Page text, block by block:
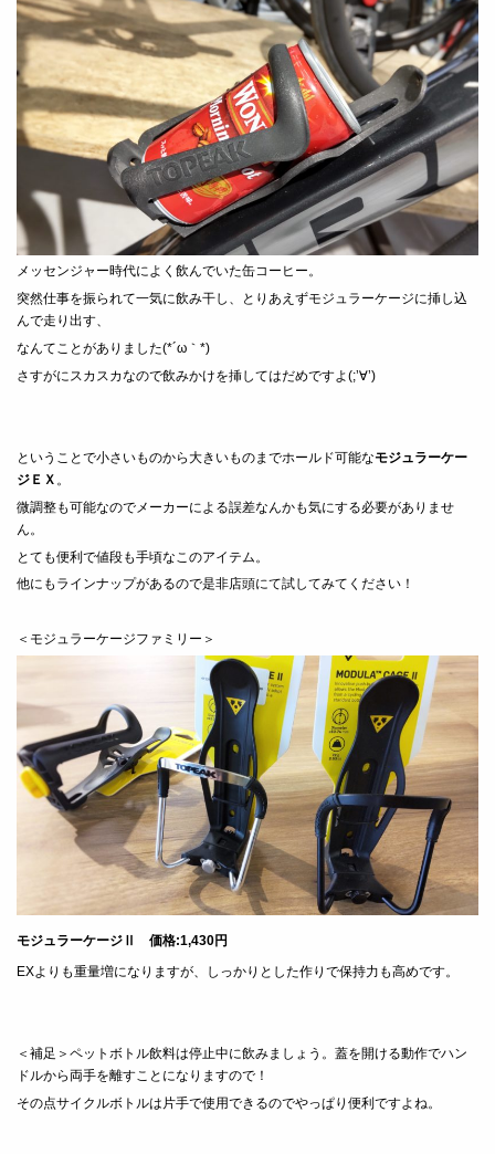
メッセンジャー時代によく飲んでいた缶コーヒー。
突然仕事を振られて一気に飲み干し、とりあえずモジュラーケージに挿し込
んで走り出す、
なんてことがありました(*´ω｀*)
さすがにスカスカなので飲みかけを挿してはだめですよ(;’∀’)
ということで小さいものから大きいものまでホールド可能なモジュラーケー
ジＥＸ 。
微調整も可能なのでメーカーによる誤差なんかも気にする必要がありませ
ん。
とても便利で値段も手頃なこのアイテム。
他にもラインナップがあるので是非店頭にて試してみてください！
＜モジュラーケージファミリー＞
モジュラーケージⅡ 価格:1,430円
EXよりも重量増になりますが、しっかりとした作りで保持力も高めです。
＜補足＞ペットボトル飲料は停止中に飲みましょう。蓋を開ける動作でハン
ドルから両手を離すことになりますので！
その点サイクルボトルは片手で使用できるのでやっぱり便利ですよね。